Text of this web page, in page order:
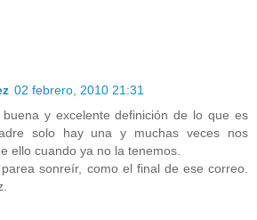
02 febrero, 2010 21:31
y excelente definición de lo que es
solo hay una y muchas veces nos
ello cuando ya no la tenemos.
sonreír, como el final de ese correo.